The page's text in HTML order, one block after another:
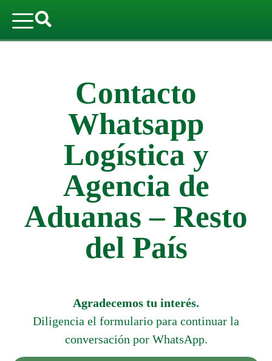
Contacto
Whatsapp
Logística y
Agencia de
Aduanas – Resto
del País
Agradecemos tu interés.
Diligencia el formulario para continuar la
conversación por WhatsApp.